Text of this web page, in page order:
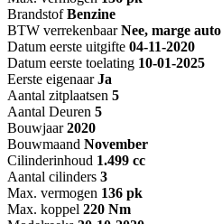
Brandstof Benzine
BTW verrekenbaar Nee, marge auto
Datum eerste uitgifte 04-11-2020
Datum eerste toelating 10-01-2025
Eerste eigenaar Ja
Aantal zitplaatsen 5
Aantal Deuren 5
Bouwjaar 2020
Bouwmaand November
Cilinderinhoud 1.499 cc
Aantal cilinders 3
Max. vermogen 136 pk
Max. koppel 220 Nm